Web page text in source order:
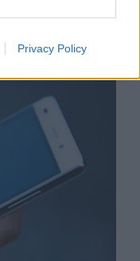
Privacy Policy
в